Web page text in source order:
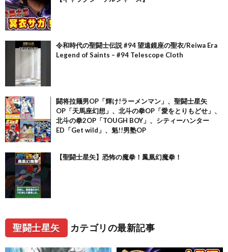
令和時代の聖闘士伝説 #94 望遠鏡座の聖衣/Reiwa Era
Legend of Saints – #94 Telescope Cloth
闘将拉麺男OP「輝け!ラーメンマン」、聖闘士星矢
OP「天馬座幻想」、北斗の拳OP「愛をとりもどせ」、
北斗の拳2OP「TOUGH BOY」、シティーハンター
ED「Get wild」、魁!!男塾OP
【聖闘士星矢】恐怖の魔拳！鳳凰幻魔拳！
聖闘士星矢 カテゴリの最新記事